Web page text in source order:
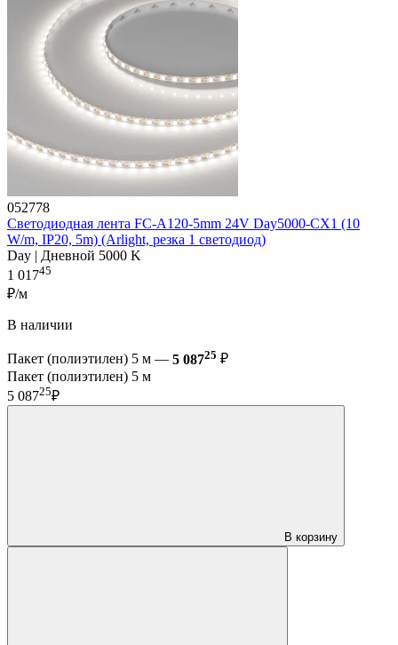
052778
Светодиодная лента FC-A120-5mm 24V Day5000-CX1 (10
W/m, IP20, 5m) (Arlight, резка 1 светодиод)
Day | Дневной 5000 K
1 01745
₽/м
В наличии
Пакет (полиэтилен) 5 м — 5 08725 ₽
Пакет (полиэтилен) 5 м
5 08725₽
В корзину